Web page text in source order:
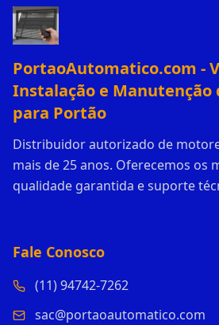
PortaoAutomatico.com -
Instalação e Manutenção
para Portão
Distribuidor autorizado de
mais de 25 anos. Oferecemos os
qualidade garantida e suporte
Fale Conosco
(11) 94742-7262
sac@portaoautomatico.com